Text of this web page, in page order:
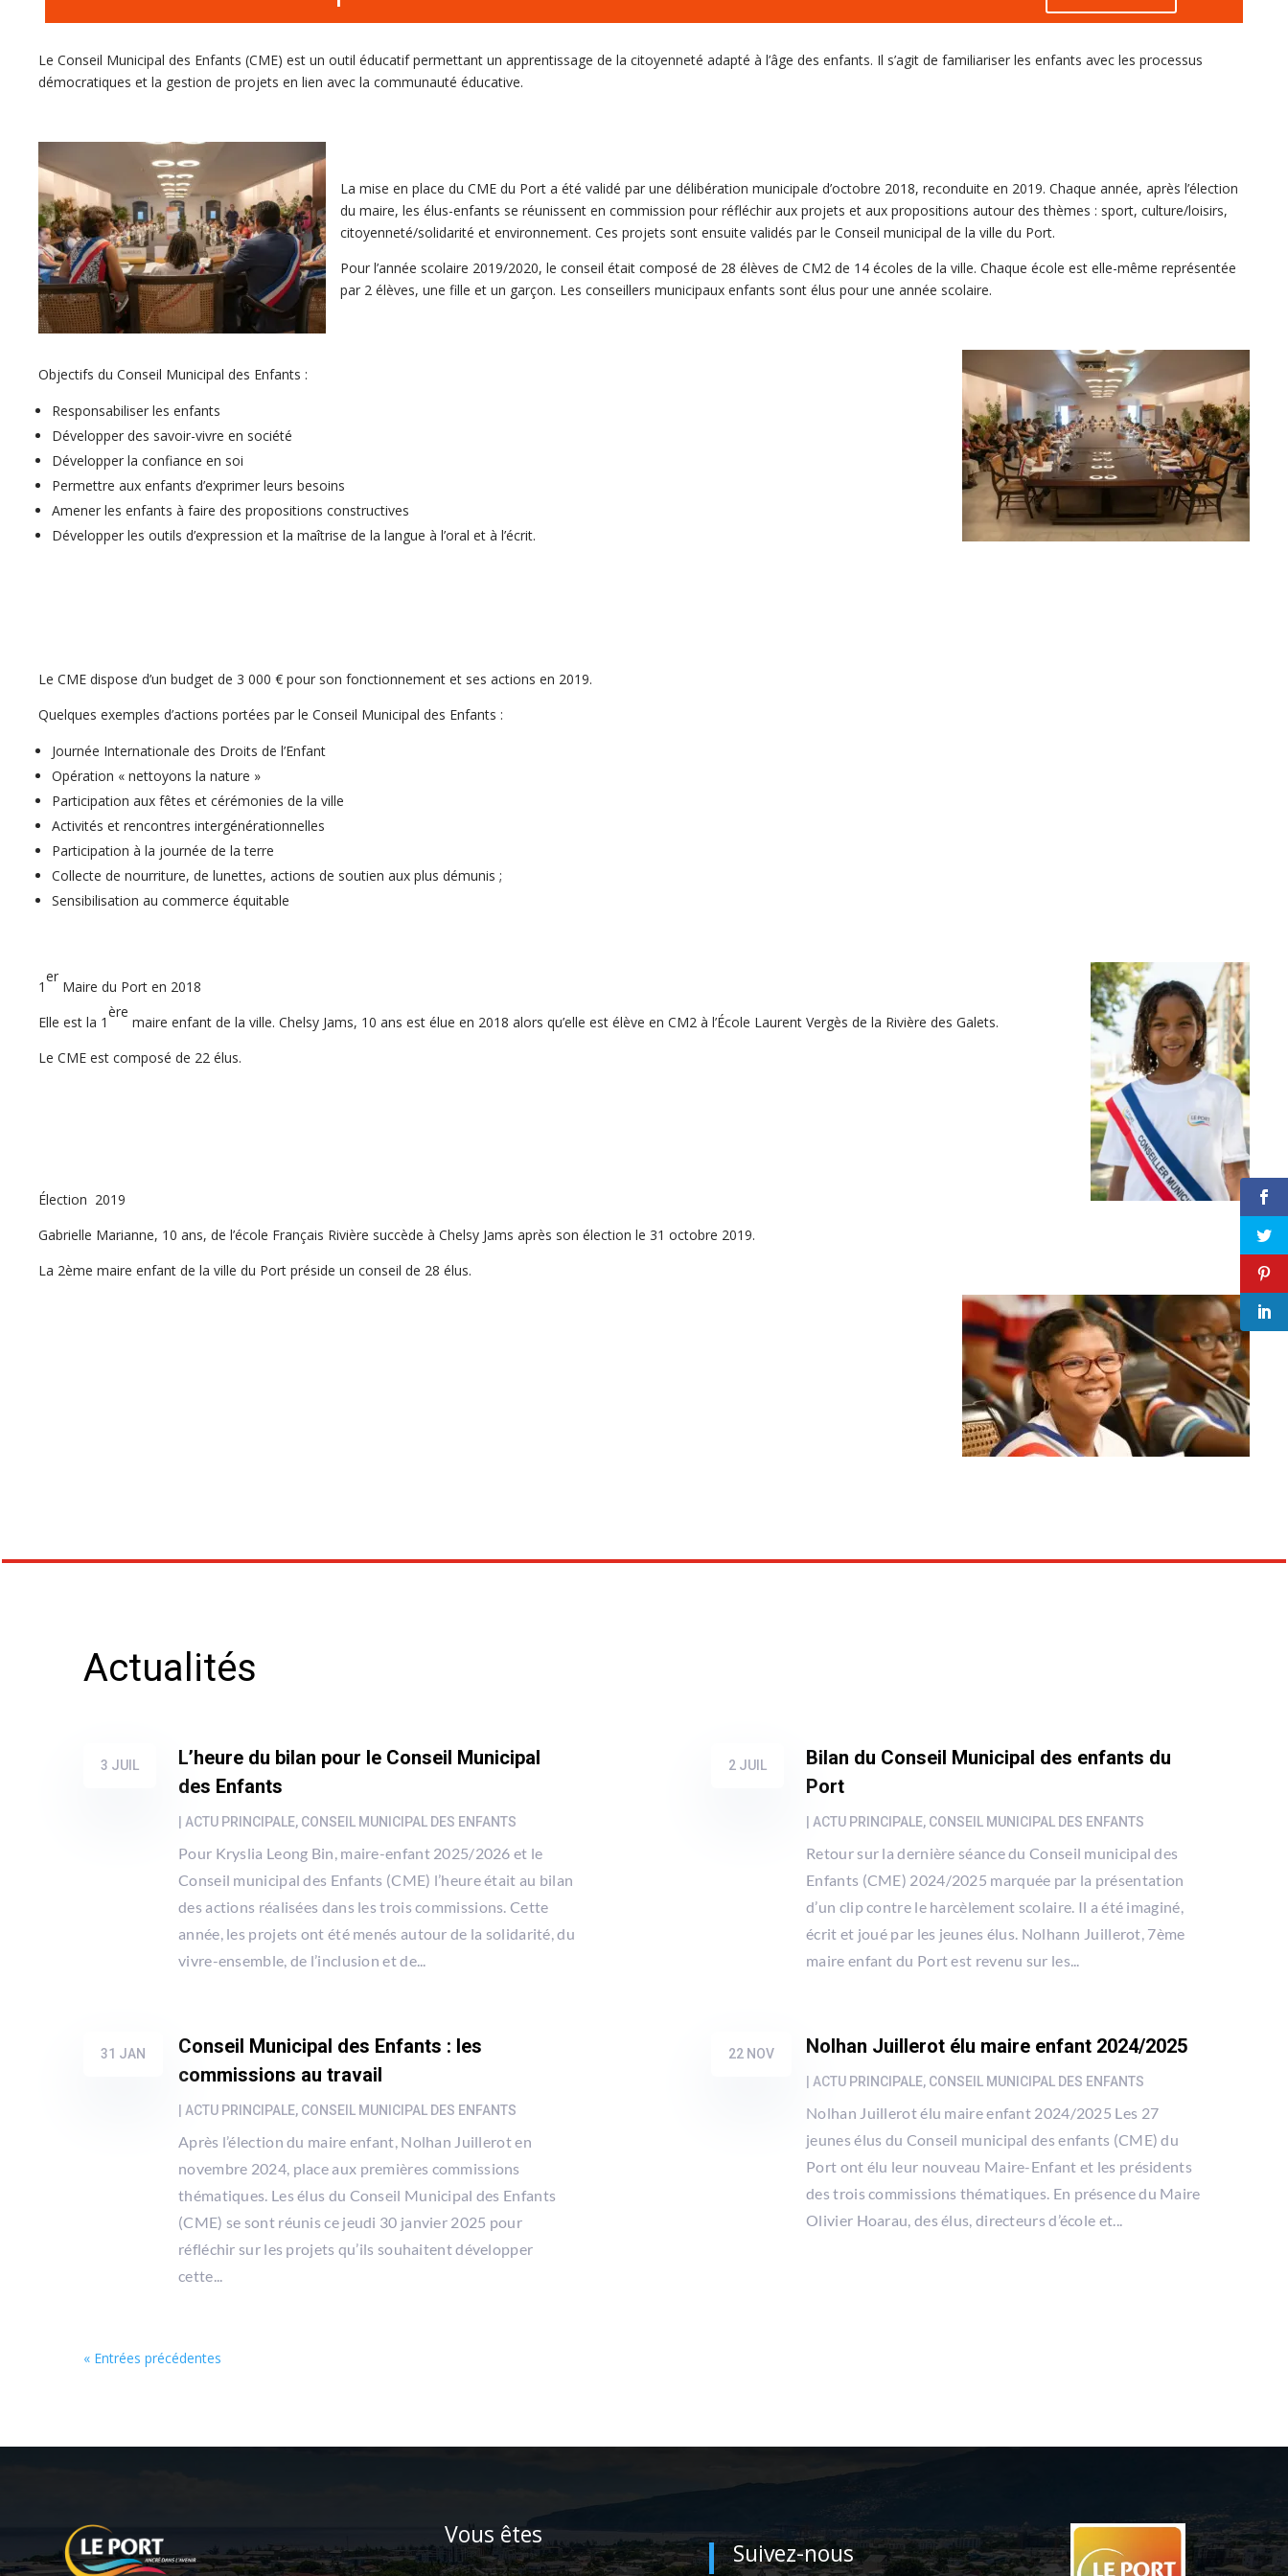
Le Conseil Municipal des Enfants (CME) est un outil éducatif permettant un apprentissage de la citoyenneté adapté à l’âge des enfants. Il s’agit de familiariser les enfants avec les processus
démocratiques et la gestion de projets en lien avec la communauté éducative.
La mise en place du CME du Port a été validé par une délibération municipale d’octobre 2018, reconduite en 2019. Chaque année, après l’élection
du maire, les élus-enfants se réunissent en commission pour réfléchir aux projets et aux propositions autour des thèmes : sport, culture/loisirs,
citoyenneté/solidarité et environnement. Ces projets sont ensuite validés par le Conseil municipal de la ville du Port.
Pour l’année scolaire 2019/2020, le conseil était composé de 28 élèves de CM2 de 14 écoles de la ville. Chaque école est elle-même représentée
par 2 élèves, une fille et un garçon. Les conseillers municipaux enfants sont élus pour une année scolaire.
Objectifs du Conseil Municipal des Enfants :
Responsabiliser les enfants
Développer des savoir-vivre en société
Développer la confiance en soi
Permettre aux enfants d’exprimer leurs besoins
Amener les enfants à faire des propositions constructives
Développer les outils d’expression et la maîtrise de la langue à l’oral et à l’écrit.
Le CME dispose d’un budget de 3 000 € pour son fonctionnement et ses actions en 2019.
Quelques exemples d’actions portées par le Conseil Municipal des Enfants :
Journée Internationale des Droits de l’Enfant
Opération « nettoyons la nature »
Participation aux fêtes et cérémonies de la ville
Activités et rencontres intergénérationnelles
Participation à la journée de la terre
Collecte de nourriture, de lunettes, actions de soutien aux plus démunis ;
Sensibilisation au commerce équitable
1
er
Maire du Port en 2018
Elle est la 1
ère
maire enfant de la ville. Chelsy Jams, 10 ans est élue en 2018 alors qu’elle est élève en CM2 à l’École Laurent Vergès de la Rivière des Galets.
Le CME est composé de 22 élus.
Élection 2019
Gabrielle Marianne, 10 ans, de l’école Français Rivière succède à Chelsy Jams après son élection le 31 octobre 2019.
La 2ème maire enfant de la ville du Port préside un conseil de 28 élus.
Actualités
L’heure du bilan pour le Conseil Municipal
des Enfants
3 JUIL
ACTU PRINCIPALE, CONSEIL MUNICIPAL DES ENFANTS
Pour Kryslia Leong Bin, maire-enfant 2025/2026 et le
Conseil municipal des Enfants (CME) l’heure était au bilan
des actions réalisées dans les trois commissions. Cette
année, les projets ont été menés autour de la solidarité, du
vivre-ensemble, de l’inclusion et de...
Bilan du Conseil Municipal des enfants du
Port
2 JUIL
|ACTU PRINCIPALE, CONSEIL MUNICIPAL DES ENFANTS
Retour sur la dernière séance du Conseil municipal des
Enfants (CME) 2024/2025 marquée par la présentation
d’un clip contre le harcèlement scolaire. Il a été imaginé,
écrit et joué par les jeunes élus. Nolhann Juillerot, 7ème
maire enfant du Port est revenu sur les...
Conseil Municipal des Enfants : les
commissions au travail
31 JAN
ACTU PRINCIPALE, CONSEIL MUNICIPAL DES ENFANTS
Après l’élection du maire enfant, Nolhan Juillerot en
novembre 2024, place aux premières commissions
thématiques. Les élus du Conseil Municipal des Enfants
(CME) se sont réunis ce jeudi 30 janvier 2025 pour
réfléchir sur les projets qu’ils souhaitent développer
cette...
Nolhan Juillerot élu maire enfant 2024/2025
22 NOV
|ACTU PRINCIPALE, CONSEIL MUNICIPAL DES ENFANTS
Nolhan Juillerot élu maire enfant 2024/2025 Les 27
jeunes élus du Conseil municipal des enfants (CME) du
Port ont élu leur nouveau Maire-Enfant et les présidents
des trois commissions thématiques. En présence du Maire
Olivier Hoarau, des élus, directeurs d’école et...
« Entrées précédentes
Vous êtes
Suivez-nous